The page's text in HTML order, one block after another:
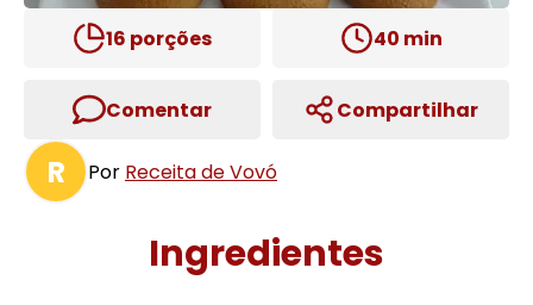
16 porções 40 min
Comentar Compartilhar
R Por Receita de Vovó
Ingredientes